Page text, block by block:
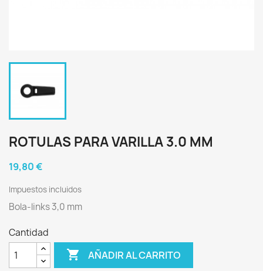
ROTULAS PARA VARILLA 3.0 MM
19,80 €
Impuestos incluidos
Bola-links 3,0 mm
Cantidad
 AÑADIR AL CARRITO